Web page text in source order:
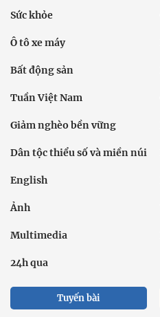
Sức khỏe
Ô tô xe máy
Bất động sản
Tuần Việt Nam
Giảm nghèo bền vững
Dân tộc thiểu số và miền núi
English
Ảnh
Multimedia
24h qua
Tuyến bài